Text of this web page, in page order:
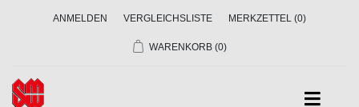
ANMELDEN VERGLEICHSLISTE MERKZETTEL (0)
WARENKORB (0)